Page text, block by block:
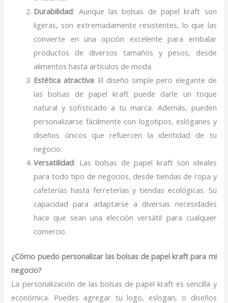
Durabilidad: Aunque las bolsas de papel kraft son
ligeras, son extremadamente resistentes, lo que las
convierte en una opción excelente para embalar
productos de diversos tamaños y pesos, desde
alimentos hasta artículos de moda.
Estética atractiva: El diseño simple pero elegante de
las bolsas de papel kraft puede darle un toque
natural y sofisticado a tu marca. Además, pueden
personalizarse fácilmente con logotipos, eslóganes y
diseños únicos que refuercen la identidad de tu
negocio.
Versatilidad: Las bolsas de papel kraft son ideales
para todo tipo de negocios, desde tiendas de ropa y
cafeterías hasta ferreterías y tiendas ecológicas. Su
capacidad para adaptarse a diversas necesidades
hace que sean una elección versátil para cualquier
comercio.
¿Cómo puedo personalizar las bolsas de papel kraft para mi
negocio?
La personalización de las bolsas de papel kraft es sencilla y
económica. Puedes agregar tu logo, eslogan, o diseños